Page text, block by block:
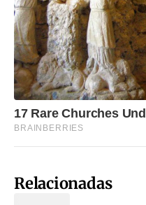
Relacionadas